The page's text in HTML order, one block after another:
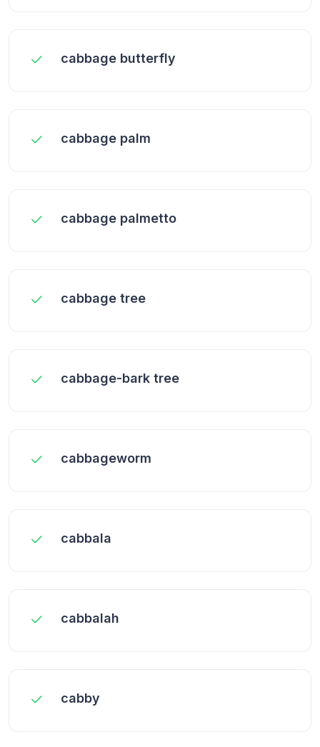
cabbage butterfly
cabbage palm
cabbage palmetto
cabbage tree
cabbage-bark tree
cabbageworm
cabbala
cabbalah
cabby